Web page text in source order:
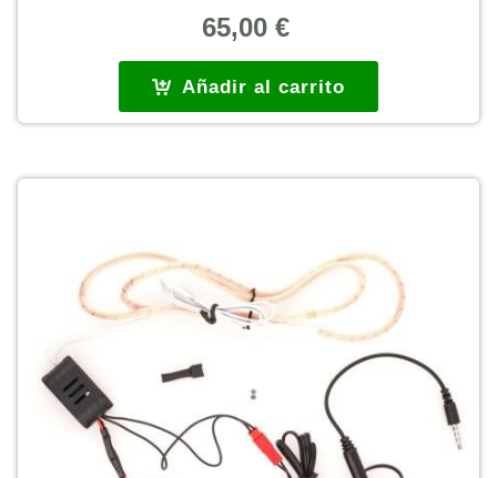
65,00 €
Añadir al carrito